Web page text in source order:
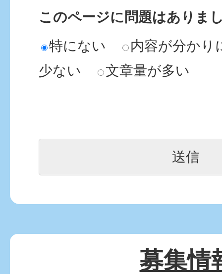
このページに問題はありま
特にない
内容が分かり
少ない
文章量が多い
募集情